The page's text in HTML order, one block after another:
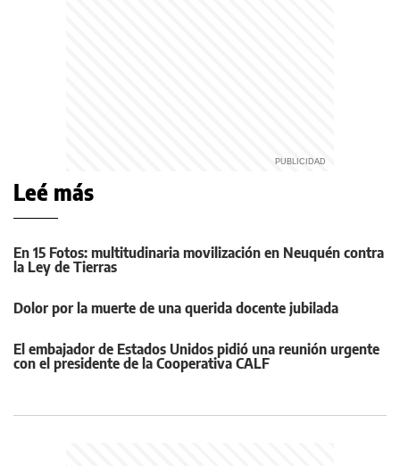
Leé más
En 15 Fotos: multitudinaria movilización en Neuquén contra
la Ley de Tierras
Dolor por la muerte de una querida docente jubilada
El embajador de Estados Unidos pidió una reunión urgente
con el presidente de la Cooperativa CALF